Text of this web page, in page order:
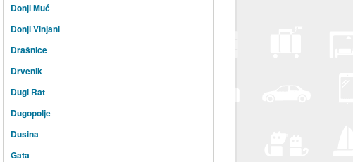
Donji Muć
Donji Vinjani
Drašnice
Drvenik
Dugi Rat
Dugopolje
Dusina
Gata